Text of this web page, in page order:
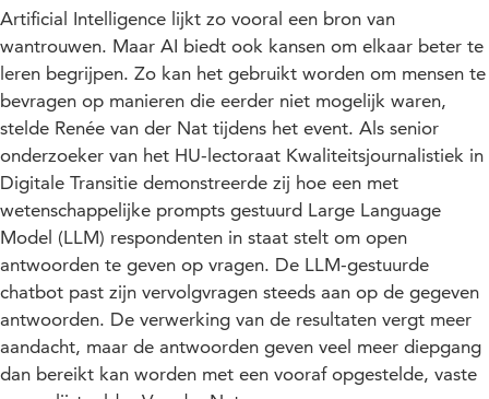
Artificial Intelligence lijkt zo vooral een bron van
wantrouwen. Maar AI biedt ook kansen om elkaar beter te
leren begrijpen. Zo kan het gebruikt worden om mensen te
bevragen op manieren die eerder niet mogelijk waren,
stelde Renée van der Nat tijdens het event. Als senior
onderzoeker van het HU-lectoraat Kwaliteitsjournalistiek in
Digitale Transitie demonstreerde zij hoe een met
wetenschappelijke prompts gestuurd Large Language
Model (LLM) respondenten in staat stelt om open
antwoorden te geven op vragen. De LLM-gestuurde
chatbot past zijn vervolgvragen steeds aan op de gegeven
antwoorden. De verwerking van de resultaten vergt meer
aandacht, maar de antwoorden geven veel meer diepgang
dan bereikt kan worden met een vooraf opgestelde, vaste